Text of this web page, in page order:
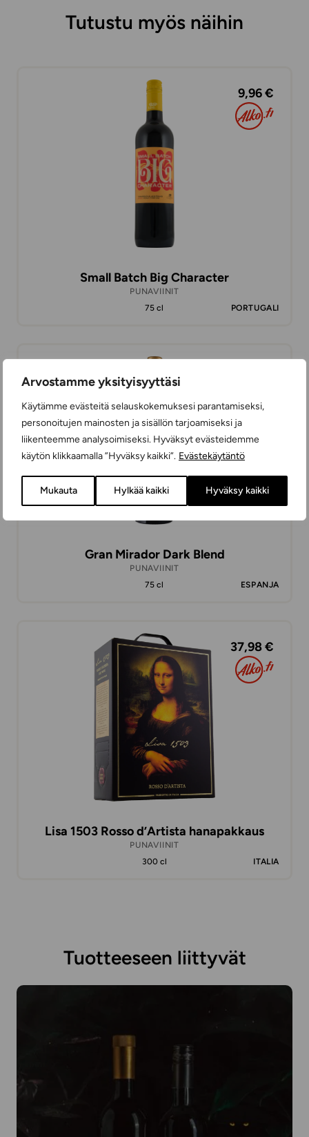
Arvostamme yksityisyyttäsi
Käytämme evästeitä selauskokemuksesi parantamiseksi,
personoitujen mainosten ja sisällön tarjoamiseksi ja
liikenteemme analysoimiseksi. Hyväksyt evästeidemme
käytön klikkaamalla ”Hyväksy kaikki”. Evästekäytäntö
Mukauta Hylkää kaikki Hyväksy kaikki
Tutustu myös näihin
9,96 €
Small Batch Big Character
PUNAVIINIT
75 cl
PORTUGALI
Gran Mirador Dark Blend
PUNAVIINIT
75 cl
ESPANJA
37,98 €
Lisa 1503 Rosso d’Artista hanapakkaus
PUNAVIINIT
300 cl
ITALIA
Tuotteeseen liittyvät